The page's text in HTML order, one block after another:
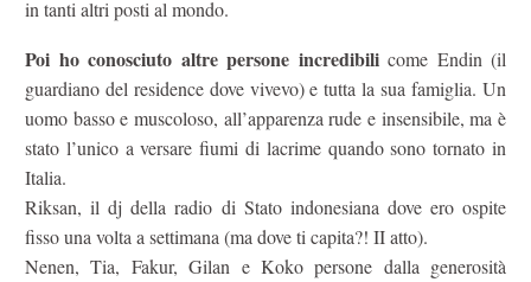
in tanti altri posti al mondo.
Poi ho conosciuto altre persone incredibilicome Endin (il
guardiano del residence dove vivevo) e tutta la sua famiglia. Un
uomo basso e muscoloso, all’apparenza rude e insensibile, ma è
stato l’unico a versare fiumi di lacrime quando sono tornato in
Italia.
Riksan, il dj della radio di Stato indonesiana dove ero ospite
fisso una volta a settimana (ma dove ti capita?! II atto).
Nenen, Tia, Fakur, Gilan e Koko persone dalla generosità